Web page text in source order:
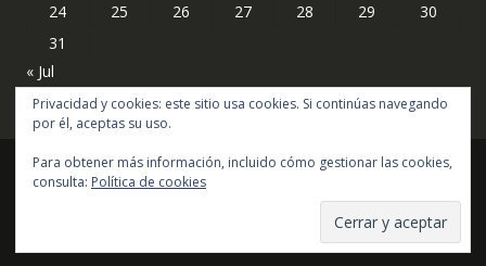
24
25 26 27 28 29
30
31
« Jul
Copyright © todos los derechos reservados
Acme Themes
Privacidad y cookies: este sitio usa cookies. Si continúas navegando
por él, aceptas su uso.
Para obtener más información, incluido cómo gestionar las cookies,
consulta: Política de cookies